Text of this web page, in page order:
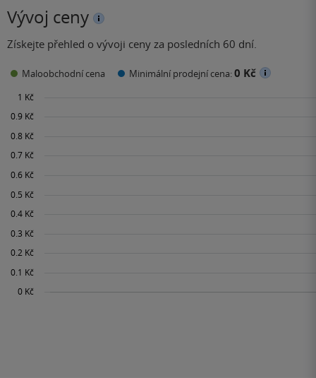
Vývoj ceny
Získejte přehled o vývoji ceny za posledních 60 dní.
Maloobchodní cena Minimální prodejní cena:0 Kč